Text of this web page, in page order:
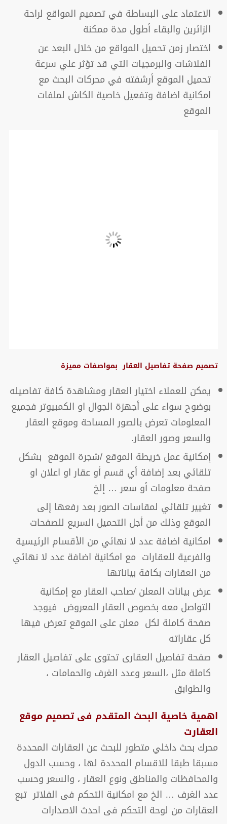
الاعتماد على البساطة في تصميم المواقع لراحة
الزائرين والبقاء أطول مدة ممكنة
اختصار زمن تحميل المواقع من خلال البعد عن
الفلاشات والبرمجيات التي قد تؤثر علي سرعة
تحميل الموقع أرشفته في محركات البحث مع
امكانية اضافة وتفعيل خاصية الكاش لملفات
الموقع
تصميم صفحة تفاصيل العقار بمواصفات مميزة
يمكن للعملاء اختيار العقار ومشاهدة كافة تفاصيله
بوضوح سواء على أجهزة الجوال او الكمبيوتر فجميع
المعلومات تعرض بالصور المساحة وموقع العقار
والسعر وصور العقار.
إمكانية عمل خريطة الموقع /شجرة الموقع بشكل
تلقائي بعد إضافة أي قسم أو عقار او اعلان او
صفحة معلومات أو سعر … إلخ
تغيير تلقائي لمقاسات الصور بعد رفعها إلى
الموقع وذلك من أجل التحميل السريع للصفحات
امكانية اضافة عدد لا نهائي من الأقسام الرئيسية
والفرعية للعقارات مع امكانية اضافة عدد لا نهائي
من العقارات بكافة بياناتها
عرض بيانات المعلن /صاحب العقار مع إمكانية
التواصل معه بخصوص العقار المعروض فيوجد
صفحة كاملة لكل معلن على الموقع تعرض فيها
كل عقاراته
صفحة تفاصيل العقارى تحتوى على تفاصيل العقار
كاملة مثل ،السعر وعدد الغرف والحمامات ،
والطوابق
اهمية خاصية البحث المتقدم فى تصميم موقع
العقارت
محرك بحث داخلي متطور للبحث عن العقارات المحددة
مسبقا طبقا للاقسام المحددة لها ، وحسب الدول
والمحافظات والمناطق ونوع العقار ، والسعر وحسب
عدد الغرف … الخ مع امكانية التحكم فى الفلاتر تبع
العقارات من لوحة التحكم فى احدث الاصدارات